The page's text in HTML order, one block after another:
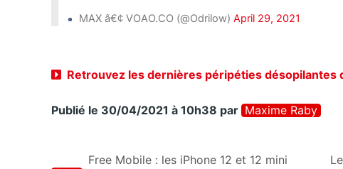
MAX â€¢ VOAO.CO (@Odrilow) April 29, 2021
Retrouvez les dernières péripéties désopilantes
Publié le 30/04/2021 à 10h38 par Maxime Raby
Free Mobile : les iPhone 12 et 12 mini